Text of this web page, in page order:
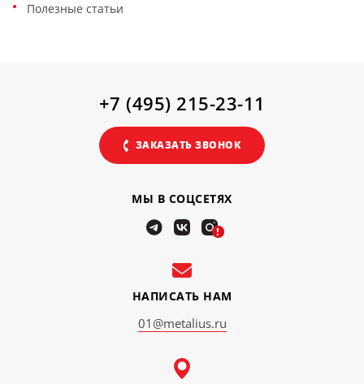
Полезные статьи
НАПИСАТЬ НАМ
01@metalius.ru
МЫ В СОЦСЕТЯХ
!
+7 (495) 215-23-11
ЗАКАЗАТЬ ЗВОНОК